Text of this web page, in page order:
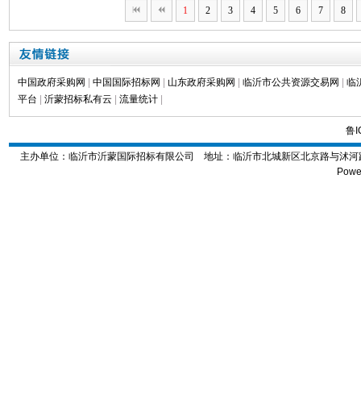
1 2 3 4 5 6 7 8
中国政府采购网 中国国际招标网 山东政府采购网 临沂市公共资源交易网
临
平台
沂蒙招标私有云 流量统计
鲁
主办单位：临沂市沂蒙国际招标有限公司 地址： 临沂市北城新区北京路与沭河